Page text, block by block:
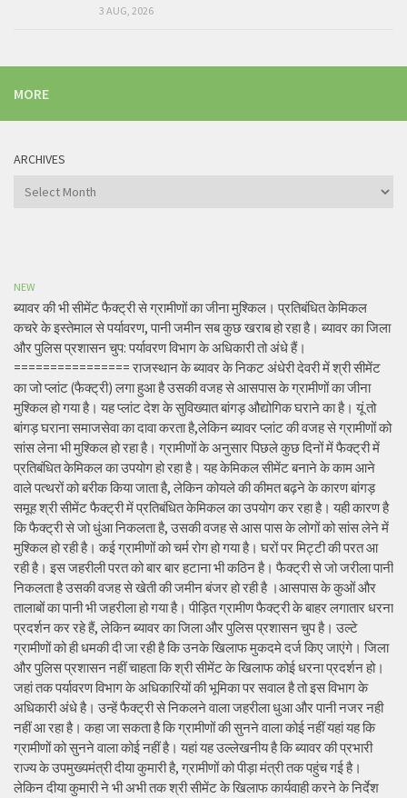
3 AUG, 2026
MORE
ARCHIVES
Archives
NEW
ब्यावर की भी सीमेंट फैक्ट्री से ग्रामीणों का जीना मुश्किल। प्रतिबंधित केमिकल
कचरे के इस्तेमाल से पर्यावरण, पानी जमीन सब कुछ खराब हो रहा है। ब्यावर का जिला
और पुलिस प्रशासन चुप: पर्यावरण विभाग के अधिकारी तो अंधे हैं।
================ राजस्थान के ब्यावर के निकट अंधेरी देवरी में श्री सीमेंट
का जो प्लांट (फैक्ट्री) लगा हुआ है उसकी वजह से आसपास के ग्रामीणों का जीना
मुश्किल हो गया है। यह प्लांट देश के सुविख्यात बांगड़ औद्योगिक घराने का है। यूं तो
बांगड़ घराना समाजसेवा का दावा करता है,लेकिन ब्यावर प्लांट की वजह से ग्रामीणों को
सांस लेना भी मुश्किल हो रहा है। ग्रामीणों के अनुसार पिछले कुछ दिनों में फैक्ट्री में
प्रतिबंधित केमिकल का उपयोग हो रहा है। यह केमिकल सीमेंट बनाने के काम आने
वाले पत्थरों को बरीक किया जाता है, लेकिन कोयले की कीमत बढ़ने के कारण बांगड़
समूह श्री सीमेंट फैक्ट्री में प्रतिबंधित केमिकल का उपयोग कर रहा है। यही कारण है
कि फैक्ट्री से जो धुंआ निकलता है, उसकी वजह से आस पास के लोगों को सांस लेने में
मुश्किल हो रही है। कई ग्रामीणों को चर्म रोग हो गया है। घरों पर मिट्टी की परत आ
रही है। इस जहरीली परत को बार बार हटाना भी कठिन है। फैक्ट्री से जो जरीला पानी
निकलता है उसकी वजह से खेती की जमीन बंजर हो रही है ।आसपास के कुओं और
तालाबों का पानी भी जहरीला हो गया है। पीड़ित ग्रामीण फैक्ट्री के बाहर लगातार धरना
प्रदर्शन कर रहे हैं, लेकिन ब्यावर का जिला और पुलिस प्रशासन चुप है। उल्टे
ग्रामीणों को ही धमकी दी जा रही है कि उनके खिलाफ मुकदमे दर्ज किए जाएंगे। जिला
और पुलिस प्रशासन नहीं चाहता कि श्री सीमेंट के खिलाफ कोई धरना प्रदर्शन हो।
जहां तक पर्यावरण विभाग के अधिकारियों की भूमिका पर सवाल है तो इस विभाग के
अधिकारी अंधे है। उन्हें फैक्ट्री से निकलने वाला जहरीला धुआ और पानी नजर नही
नहीं आ रहा है। कहा जा सकता है कि ग्रामीणों की सुनने वाला कोई नहीं यहां यह कि
ग्रामीणों को सुनने वाला कोई नहीं है। यहां यह उल्लेखनीय है कि ब्यावर की प्रभारी
राज्य के उपमुख्यमंत्री दीया कुमारी है, ग्रामीणों को पीड़ा मंत्री तक पहुंच गई है।
लेकिन दीया कुमारी ने भी अभी तक श्री सीमेंट के खिलाफ कार्यवाही करने के निर्देश